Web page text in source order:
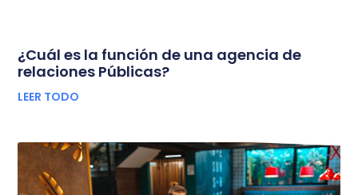
¿Cuál es la función de una agencia de
relaciones Públicas?
LEER TODO